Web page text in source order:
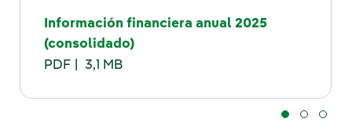
Información financiera anual 2025
(consolidado)
PDF
3,1 MB